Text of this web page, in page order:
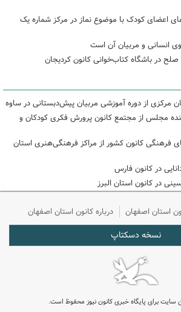
اعضای کودک با موضوع نماز در مرکز شماره یک
انسانی و مربیان آن است
در باشگاه کتاب‌خوانی کانون کردیجان
مرکزی از دوره آموزشی مربیان پیش‌دبستانی در ساوه
مجلس از مجتمع کانون پرورش فکری کودکان و
فرهنگی کانون کشور از مراکز فرهنگی‌هنری استان
در کانون فارس
در کانون استان البرز
استان اصفهان درباره کانون استان اصفهان
نسخه دسکتاپ
سایت برای پایگاه خبری کانون نیوز محفوظ است.